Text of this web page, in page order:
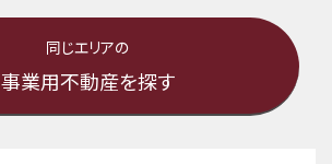
同じエリアの
事業用不動産を探す